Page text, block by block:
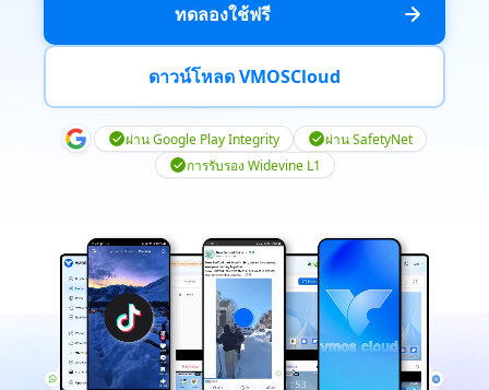
ทดลองใช้ฟรี
ดาวน์โหลด VMOSCloud
ผ่าน Google Play Integrity
ผ่าน SafetyNet
การรับรอง Widevine L1